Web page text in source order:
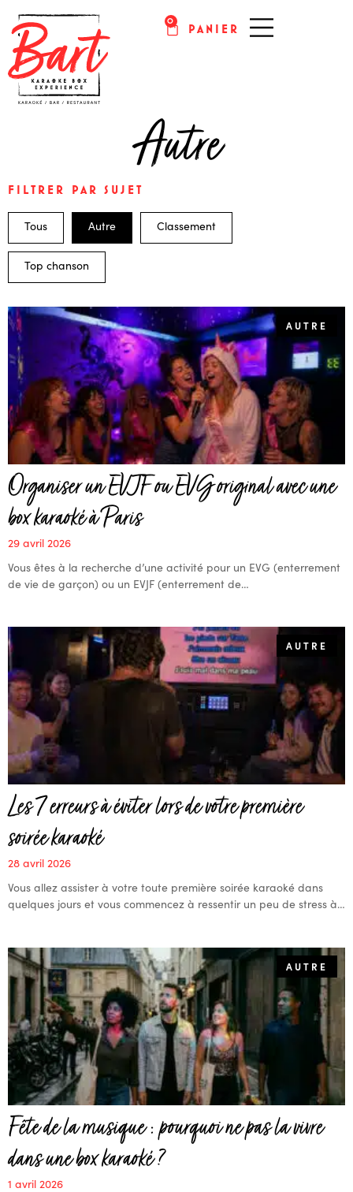
PANIER
0
Autre
FILTRER PAR SUJET
Tous Autre Classement
Top chanson
Organiser un EVJF ou EVG original avec une
box karaoké à Paris
29 avril 2026
Vous êtes à la recherche d’une activité pour un EVG (enterrement
de vie de garçon) ou un EVJF (enterrement de…
AUTRE
Les 7 erreurs à éviter lors de votre première
soirée karaoké
28 avril 2026
Vous allez assister à votre toute première soirée karaoké dans
quelques jours et vous commencez à ressentir un peu de stress à…
AUTRE
Fête de la musique : pourquoi ne pas la vivre
dans une box karaoké ?
1 avril 2026
AUTRE